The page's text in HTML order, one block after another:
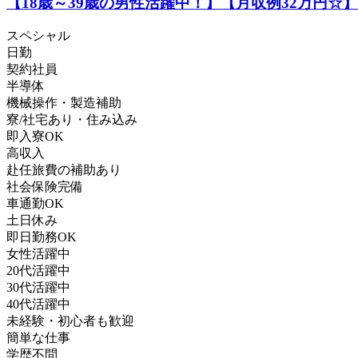
スペシャル
日勤
契約社員
半導体
機械操作・製造補助
寮/社宅あり・住み込み
即入寮OK
高収入
赴任旅費の補助あり
社会保険完備
車通勤OK
土日休み
即日勤務OK
女性活躍中
20代活躍中
30代活躍中
40代活躍中
未経験・初心者も歓迎
簡単な仕事
学歴不問